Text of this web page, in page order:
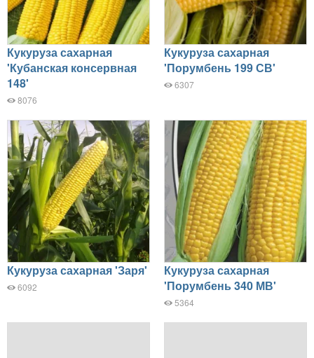
Кукуруза сахарная
'Кубанская консервная
148'
8076
Кукуруза сахарная
'Порумбень 199 СВ'
6307
Кукуруза сахарная 'Заря'
6092
Кукуруза сахарная
'Порумбень 340 МВ'
5364